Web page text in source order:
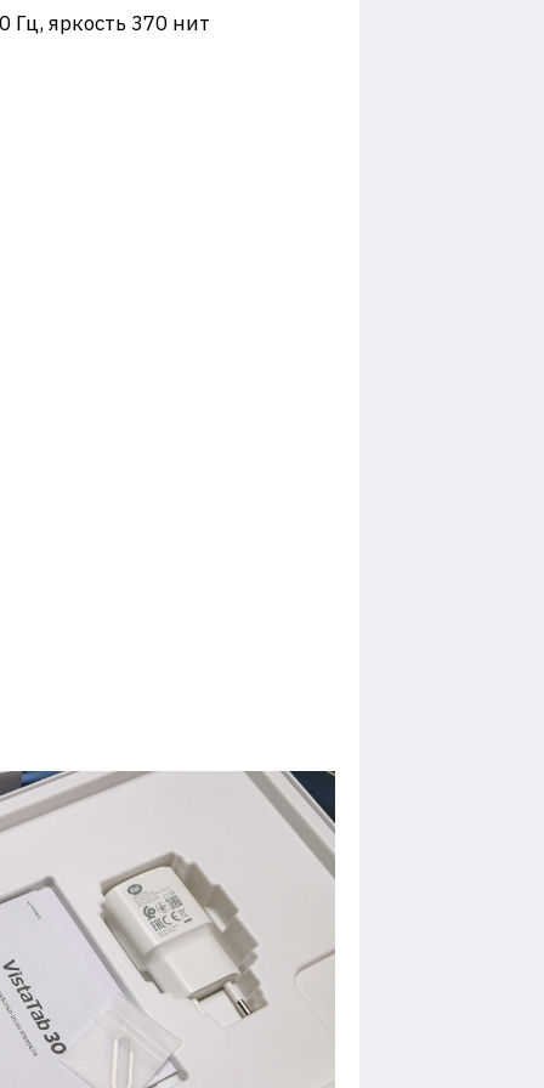
Гц, яркость 370 нит